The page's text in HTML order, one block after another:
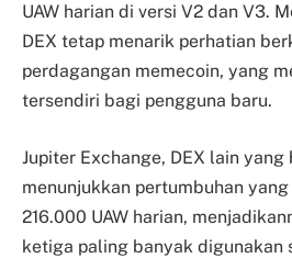
UAW harian di versi V2 dan V3.
DEX tetap menarik perhatian
perdagangan memecoin, yang
tersendiri bagi pengguna baru.
Jupiter Exchange, DEX lain
menunjukkan pertumbuhan
216.000 UAW harian,
ketiga paling banyak digunakan